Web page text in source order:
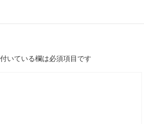
いている欄は必須項目です